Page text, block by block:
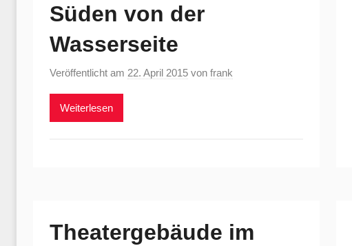
Süden von der
Wasserseite
Veröffentlicht am 22. April 2015 von frank
Weiterlesen
Theatergebäude im